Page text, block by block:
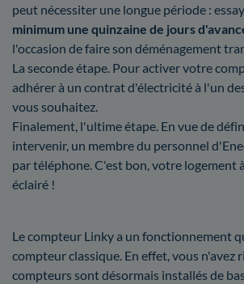
peut nécessiter une longue période :
minimum une quinzaine de jours
l'occasion de faire son déménagement
La seconde étape. Pour activer votre
adhérer à un contrat d'électricité à l'un
vous souhaitez.
Finalement, l'ultime étape. En vue de
intervenir, un membre du personnel
par téléphone. C'est bon, votre logement
éclairé !
Le compteur Linky a un fonctionnement
compteur classique. En effet, vous n'avez
compteurs sont désormais installés de